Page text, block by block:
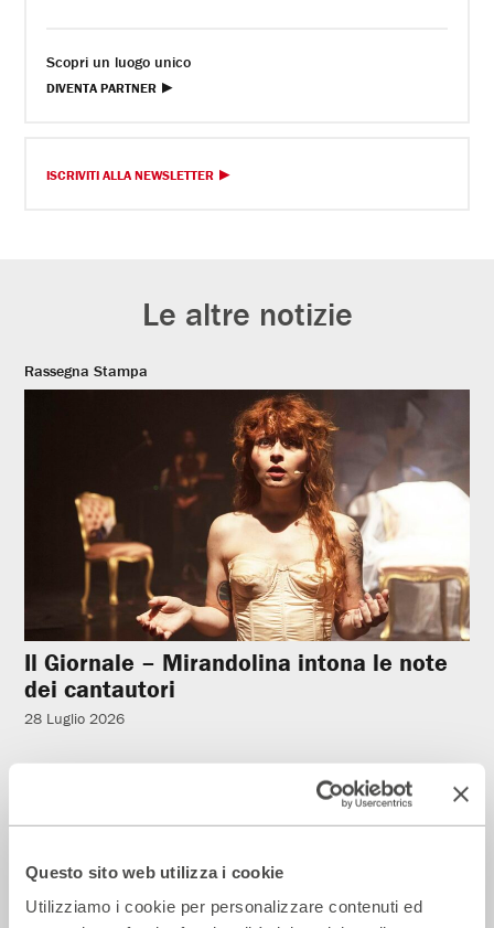
Questo sito web utilizza i cookie
Utilizziamo i cookie per personalizzare contenuti ed
Scopri un luogo unico
DIVENTA PARTNER
ISCRIVITI ALLA NEWSLETTER
Le altre notizie
Rassegna Stampa
Il Giornale – Mirandolina intona le note
dei cantautori
28 Luglio 2026